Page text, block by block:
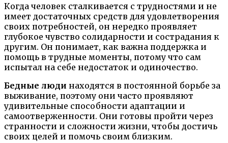
Когда человек сталкивается с трудностями и не
имеет достаточных средств для удовлетворения
своих потребностей, он нередко проявляет
глубокое чувство солидарности и сострадания к
другим. Он понимает, как важна поддержка и
помощь в трудные моменты, потому что сам
испытал на себе недостаток и одиночество.
Бедные люди находятся в постоянной борьбе за
выживание, поэтому они часто проявляют
удивительные способности адаптации и
самоотверженности. Они готовы пройти через
странности и сложности жизни, чтобы достичь
своих целей и помочь своим близким.